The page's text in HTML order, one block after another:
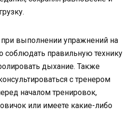
выполнении упражнений на
соблюдать правильную технику
дыхание. Также
с тренером
началом тренировок,
или имеете какие-либо